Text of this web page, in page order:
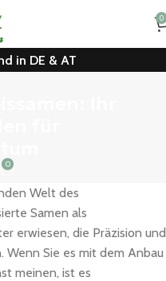
0
in DE & AT
0
Welt des
Samen als
erwiesen, die Präzision und
Wenn Sie es mit dem Anbau
meinen, ist es